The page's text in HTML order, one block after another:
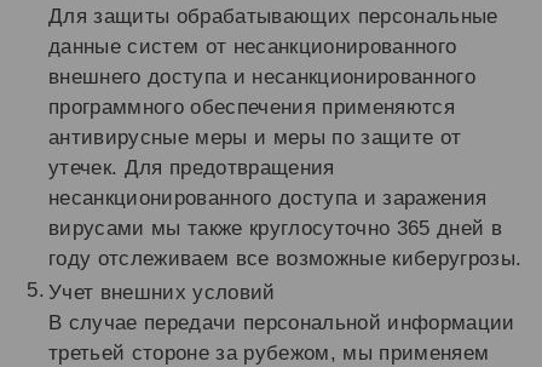
Для защиты обрабатывающих персональные
данные систем от несанкционированного
внешнего доступа и несанкционированного
программного обеспечения применяются
антивирусные меры и меры по защите от
утечек. Для предотвращения
несанкционированного доступа и заражения
вирусами мы также круглосуточно 365 дней в
году отслеживаем все возможные киберугрозы.
Учет внешних условий
В случае передачи персональной информации
третьей стороне за рубежом, мы применяем